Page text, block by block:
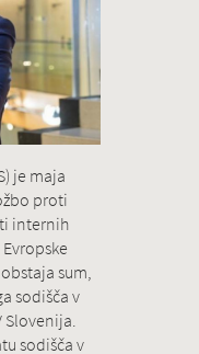
je maja
proti
internih
sum,
sodišča v
Slovenija.
sodišča v